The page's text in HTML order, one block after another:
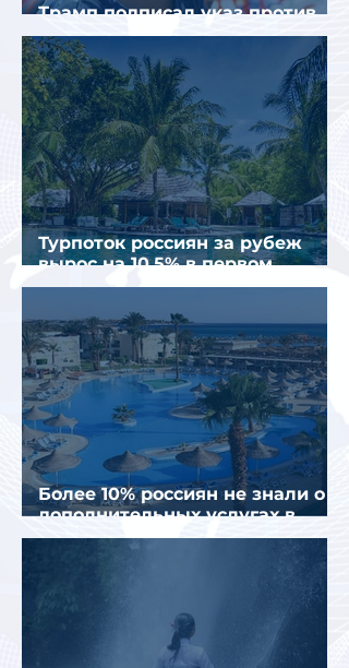
Трамп подписал указ против
«родильного туризма» в США
Турпоток россиян за рубеж
вырос на 10,5% в первом
полугодии 2026 года
Более 10% россиян не знали о
дополнительных услугах в
отелях